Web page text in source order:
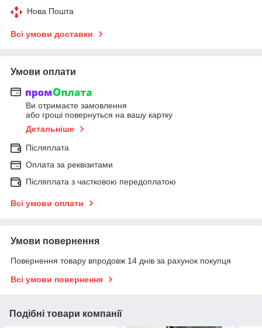
Нова Пошта
Всі умови доставки
Умови оплати
Ви отримаєте замовлення
або гроші повернуться на вашу картку
Детальніше
Післяплата
Оплата за реквізитами
Післяплата з частковою передоплатою
Всі умови оплати
Умови повернення
Повернення товару впродовж 14 днів за рахунок покупця
Всі умови повернення
Подібні товари компанії